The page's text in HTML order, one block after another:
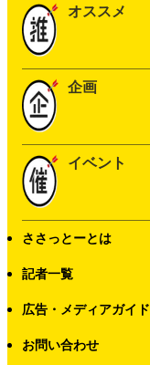
オススメ
企画
イベント
ささっとーとは
記者一覧
広告・メディアガイド
お問い合わせ